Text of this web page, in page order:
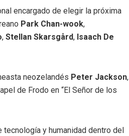
encargado de elegir la próxima
Park Chan-wook,
, Stellan Skarsgård, Isaach De
neozelandés Peter Jackson,
de Frodo en “El Señor de los
y humanidad dentro del